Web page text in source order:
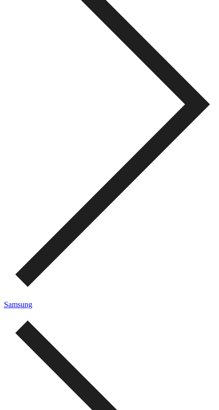
Samsung